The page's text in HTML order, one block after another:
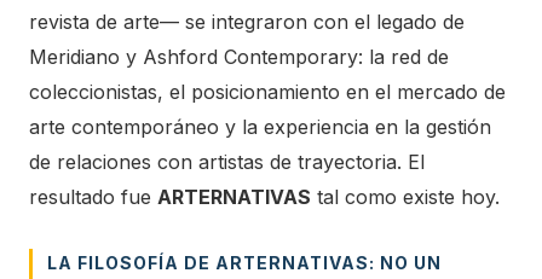
revista de arte— se integraron con el legado de
Meridiano y Ashford Contemporary: la red de
coleccionistas, el posicionamiento en el mercado de
arte contemporáneo y la experiencia en la gestión
de relaciones con artistas de trayectoria. El
resultado fue ARTERNATIVAS tal como existe hoy.
LA FILOSOFÍA DE ARTERNATIVAS: NO UN